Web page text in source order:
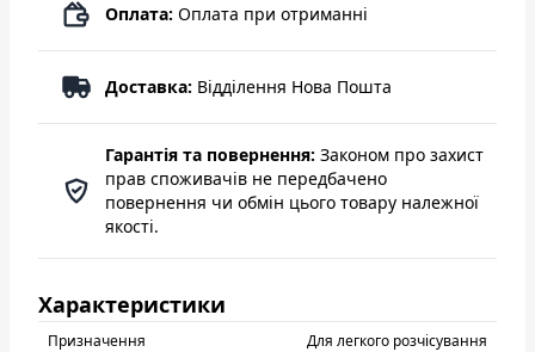
Оплата: Оплата при отриманні
Доставка: Відділення Нова Пошта
Гарантія та повернення: Законом про захист
прав споживачів не передбачено
повернення чи обмін цього товару належної
якості.
Характеристики
Призначення
Для легкого розчісування